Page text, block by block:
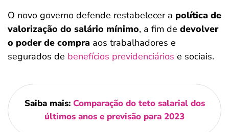
O novo governo defende restabelecer a política de
valorização do salário mínimo, a fim de devolver
o poder de compra aos trabalhadores e
segurados de benefícios previdenciários e sociais.
Saiba mais: Comparação do teto salarial dos
últimos anos e previsão para 2023